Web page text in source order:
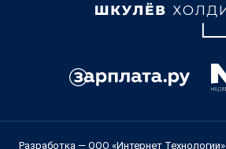
Разработка — ООО «Интернет Технологии»